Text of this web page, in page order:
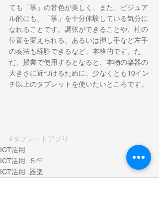
ても「箏」の音色が美しく、また、ビジュア
ル的にも、「箏」を十分体験している気分に
なれることです。調弦ができることや、柱の
位置を変えられる、あるいは押し手など左手
の奏法も経験できるなど、本格的です。た
だ、授業で使用するとなると、本物の楽器の
大きさに近づけるために、少なくとも10イン
チ以上のタブレットを使いたいところです。
#タブレットアプリ
ICT活用
ICT活用_５年
ICT活用_器楽